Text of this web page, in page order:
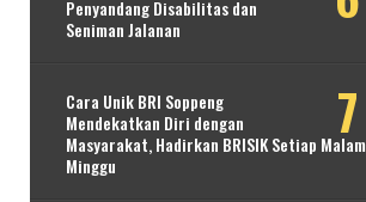
Penyandang Disabilitas dan
Seniman Jalanan
Cara Unik BRI Soppeng
Mendekatkan Diri dengan
Masyarakat, Hadirkan BRISIK Setiap Malam
Minggu